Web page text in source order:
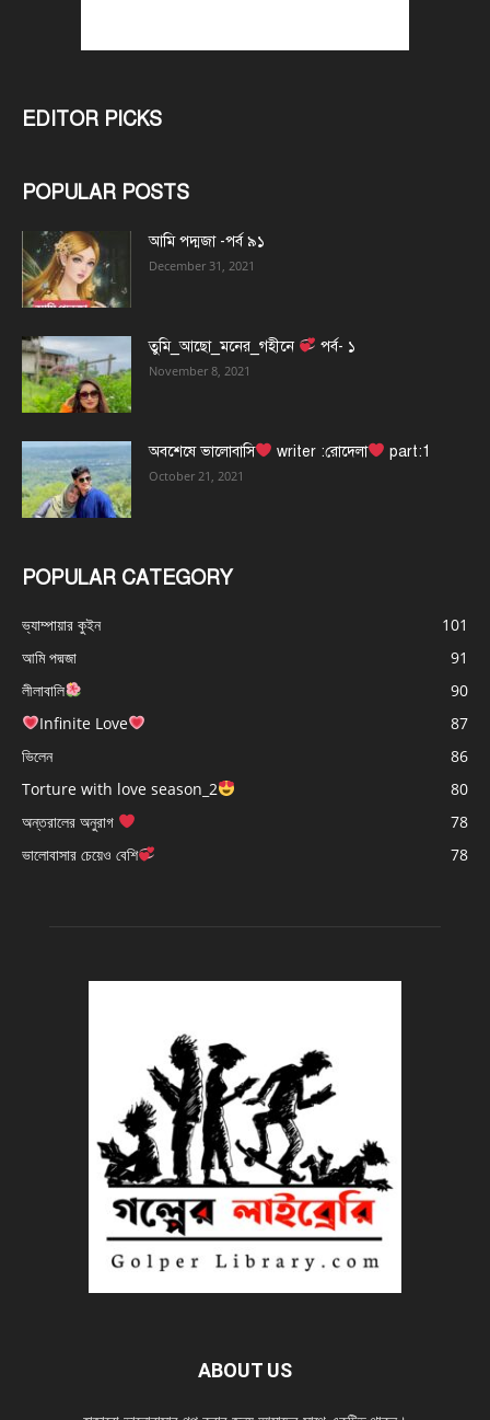
EDITOR PICKS
POPULAR POSTS
আমি পদ্মজা -পর্ব ৯১
December 31, 2021
তুমি_আছো_মনের_গহীনে পর্ব- ১
November 8, 2021
অবশেষে ভালোবাসি writer :রোদেলা part:1
October 21, 2021
POPULAR CATEGORY
ভ্যাম্পায়ার কুইন
101
আমি পদ্মজা
91
লীলাবালি
90
Infinite Love
87
ভিলেন
86
Torture with love season_2
80
অন্তরালের অনুরাগ
78
ভালোবাসার চেয়েও বেশি
78
ABOUT US